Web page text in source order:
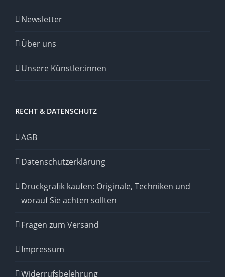
Newsletter
Über uns
Unsere Künstler:innen
RECHT & DATENSCHUTZ
AGB
Datenschutzerklärung
Druckgrafik kaufen: Originale, Techniken und
worauf Sie achten sollten
Fragen zum Versand
Impressum
Widerrufsbelehrung